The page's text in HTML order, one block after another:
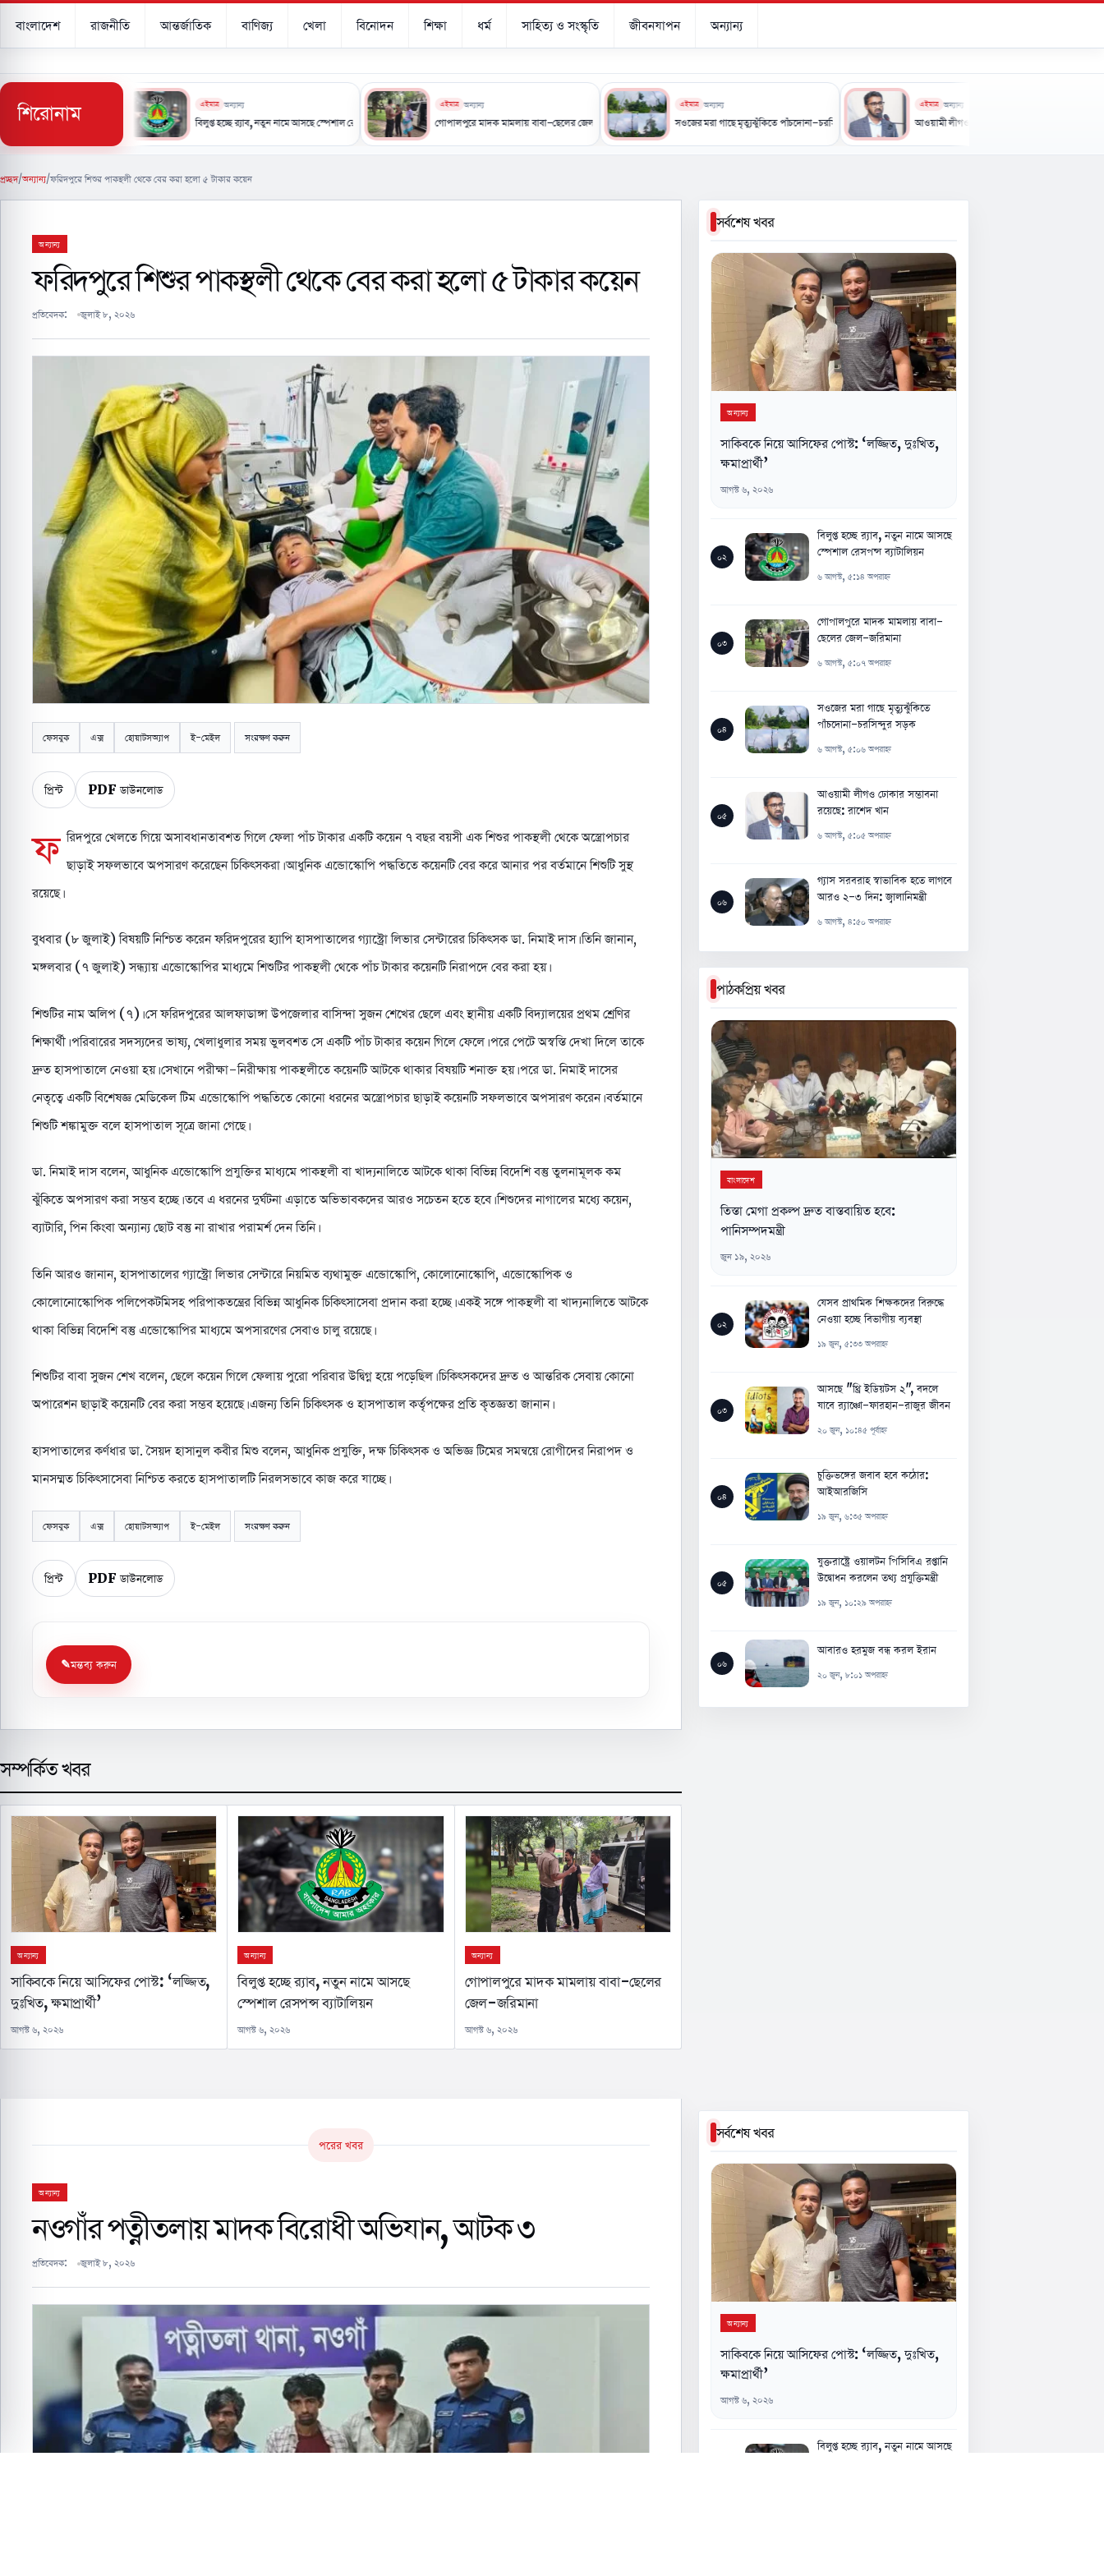
বাংলাদেশ রাজনীতি আন্তর্জাতিক বাণিজ্য খেলা বিনোদন শিক্ষা ধর্ম সাহিত্য ও সংস্কৃতি জীবনযাপন অন্যান্য
শিরোনাম
দুঃখিত, ক্ষমাপ্রার্থী’
এইমাত্র অন্যান্য
বিলুপ্ত হচ্ছে র‌্যাব, নতুন নামে আসছে স্পেশাল রেসপন্স ব্যাটালিয়ন
এইমাত্র অন্যান্য
গোপালপুরে মাদক মামলায় বাবা-ছেলের জেল-জরিমানা
এইমাত্র অন্যান্য
সওজের মরা গাছে মৃত্যুঝুঁকিতে পাঁচদোনা-চরসিন্দুর সড়ক
এইমাত্র
আওয়ামী লীগও ঢোকার সম্ভাবনা রয়েছে: রাশেদ খান
প্রচ্ছদ/অন্যান্য/ফরিদপুরে শিশুর পাকস্থলী থেকে বের করা হলো ৫ টাকার কয়েন
অন্যান্য
ফরিদপুরে শিশুর পাকস্থলী থেকে বের করা হলো ৫ টাকার কয়েন
প্রতিবেদক: জুলাই ৮, ২০২৬
ফেসবুক এক্স হোয়াটসঅ্যাপ ই-মেইল সংরক্ষণ করুন
প্রিন্ট PDF ডাউনলোড
ফ রিদপুরে খেলতে গিয়ে অসাবধানতাবশত গিলে ফেলা পাঁচ টাকার একটি কয়েন ৭ বছর বয়সী এক শিশুর পাকস্থলী থেকে অস্ত্রোপচার
ছাড়াই সফলভাবে অপসারণ করেছেন চিকিৎসকরা। আধুনিক এন্ডোস্কোপি পদ্ধতিতে কয়েনটি বের করে আনার পর বর্তমানে শিশুটি সুস্থ
রয়েছে।
বুধবার (৮ জুলাই) বিষয়টি নিশ্চিত করেন ফরিদপুরের হ্যাপি হাসপাতালের গ্যাস্ট্রো লিভার সেন্টারের চিকিৎসক ডা. নিমাই দাস। তিনি জানান,
মঙ্গলবার (৭ জুলাই) সন্ধ্যায় এন্ডোস্কোপির মাধ্যমে শিশুটির পাকস্থলী থেকে পাঁচ টাকার কয়েনটি নিরাপদে বের করা হয়।
শিশুটির নাম অলিপ (৭)। সে ফরিদপুরের আলফাডাঙ্গা উপজেলার বাসিন্দা সুজন শেখের ছেলে এবং স্থানীয় একটি বিদ্যালয়ের প্রথম শ্রেণির
শিক্ষার্থী। পরিবারের সদস্যদের ভাষ্য, খেলাধুলার সময় ভুলবশত সে একটি পাঁচ টাকার কয়েন গিলে ফেলে। পরে পেটে অস্বস্তি দেখা দিলে তাকে
দ্রুত হাসপাতালে নেওয়া হয়। সেখানে পরীক্ষা-নিরীক্ষায় পাকস্থলীতে কয়েনটি আটকে থাকার বিষয়টি শনাক্ত হয়। পরে ডা. নিমাই দাসের
নেতৃত্বে একটি বিশেষজ্ঞ মেডিকেল টিম এন্ডোস্কোপি পদ্ধতিতে কোনো ধরনের অস্ত্রোপচার ছাড়াই কয়েনটি সফলভাবে অপসারণ করেন। বর্তমানে
শিশুটি শঙ্কামুক্ত বলে হাসপাতাল সূত্রে জানা গেছে।
ডা. নিমাই দাস বলেন, আধুনিক এন্ডোস্কোপি প্রযুক্তির মাধ্যমে পাকস্থলী বা খাদ্যনালিতে আটকে থাকা বিভিন্ন বিদেশি বস্তু তুলনামূলক কম
ঝুঁকিতে অপসারণ করা সম্ভব হচ্ছে। তবে এ ধরনের দুর্ঘটনা এড়াতে অভিভাবকদের আরও সচেতন হতে হবে। শিশুদের নাগালের মধ্যে কয়েন,
ব্যাটারি, পিন কিংবা অন্যান্য ছোট বস্তু না রাখার পরামর্শ দেন তিনি।
তিনি আরও জানান, হাসপাতালের গ্যাস্ট্রো লিভার সেন্টারে নিয়মিত ব্যথামুক্ত এন্ডোস্কোপি, কোলোনোস্কোপি, এন্ডোস্কোপিক ও
কোলোনোস্কোপিক পলিপেকটমিসহ পরিপাকতন্ত্রের বিভিন্ন আধুনিক চিকিৎসাসেবা প্রদান করা হচ্ছে। একই সঙ্গে পাকস্থলী বা খাদ্যনালিতে আটকে
থাকা বিভিন্ন বিদেশি বস্তু এন্ডোস্কোপির মাধ্যমে অপসারণের সেবাও চালু রয়েছে।
শিশুটির বাবা সুজন শেখ বলেন, ছেলে কয়েন গিলে ফেলায় পুরো পরিবার উদ্বিগ্ন হয়ে পড়েছিল। চিকিৎসকদের দ্রুত ও আন্তরিক সেবায় কোনো
অপারেশন ছাড়াই কয়েনটি বের করা সম্ভব হয়েছে। এজন্য তিনি চিকিৎসক ও হাসপাতাল কর্তৃপক্ষের প্রতি কৃতজ্ঞতা জানান।
হাসপাতালের কর্ণধার ডা. সৈয়দ হাসানুল কবীর মিশু বলেন, আধুনিক প্রযুক্তি, দক্ষ চিকিৎসক ও অভিজ্ঞ টিমের সমন্বয়ে রোগীদের নিরাপদ ও
মানসম্মত চিকিৎসাসেবা নিশ্চিত করতে হাসপাতালটি নিরলসভাবে কাজ করে যাচ্ছে।
ফেসবুক এক্স হোয়াটসঅ্যাপ ই-মেইল সংরক্ষণ করুন
প্রিন্ট PDF ডাউনলোড
মন্তব্য করুন
সম্পর্কিত খবর
অন্যান্য
সাকিবকে নিয়ে আসিফের পোস্ট: ‘লজ্জিত,
দুঃখিত, ক্ষমাপ্রার্থী’
আগস্ট ৬, ২০২৬
অন্যান্য
বিলুপ্ত হচ্ছে র‌্যাব, নতুন নামে আসছে
স্পেশাল রেসপন্স ব্যাটালিয়ন
আগস্ট ৬, ২০২৬
অন্যান্য
গোপালপুরে মাদক মামলায় বাবা-ছেলের
জেল-জরিমানা
আগস্ট ৬, ২০২৬
সর্বশেষ খবর
অন্যান্য
সাকিবকে নিয়ে আসিফের পোস্ট: ‘লজ্জিত, দুঃখিত,
ক্ষমাপ্রার্থী’
আগস্ট ৬, ২০২৬
০২
বিলুপ্ত হচ্ছে র‌্যাব, নতুন নামে আসছে
স্পেশাল রেসপন্স ব্যাটালিয়ন
৬ আগস্ট, ৫:১৪ অপরাহ্ন
০৩
গোপালপুরে মাদক মামলায় বাবা-
ছেলের জেল-জরিমানা
৬ আগস্ট, ৫:০৭ অপরাহ্ন
০৪
সওজের মরা গাছে মৃত্যুঝুঁকিতে
পাঁচদোনা-চরসিন্দুর সড়ক
৬ আগস্ট, ৫:০৬ অপরাহ্ন
০৫
আওয়ামী লীগও ঢোকার সম্ভাবনা
রয়েছে: রাশেদ খান
৬ আগস্ট, ৫:০৫ অপরাহ্ন
০৬
গ্যাস সরবরাহ স্বাভাবিক হতে লাগবে
আরও ২-৩ দিন: জ্বালানিমন্ত্রী
৬ আগস্ট, ৪:৫০ অপরাহ্ন
পাঠকপ্রিয় খবর
বাংলাদেশ
তিস্তা মেগা প্রকল্প দ্রুত বাস্তবায়িত হবে:
পানিসম্পদমন্ত্রী
জুন ১৯, ২০২৬
০২
যেসব প্রাথমিক শিক্ষকদের বিরুদ্ধে
নেওয়া হচ্ছে বিভাগীয় ব্যবস্থা
১৯ জুন, ৫:৩৩ অপরাহ্ন
০৩
আসছে "থ্রি ইডিয়টস ২", বদলে
যাবে র‍্যাঞ্চো-ফারহান-রাজুর জীবন
২০ জুন, ১০:৪৫ পূর্বাহ্ন
০৪
চুক্তিভঙ্গের জবাব হবে কঠোর:
আইআরজিসি
১৯ জুন, ৬:৩৫ অপরাহ্ন
০৫
যুক্তরাষ্ট্রে ওয়ালটন পিসিবিএ রপ্তানি
উদ্বোধন করলেন তথ্য প্রযুক্তিমন্ত্রী
১৯ জুন, ১০:২৯ অপরাহ্ন
০৬
আবারও হরমুজ বন্ধ করল ইরান
২০ জুন, ৮:০১ অপরাহ্ন
পরের খবর
অন্যান্য
নওগাঁর পত্নীতলায় মাদক বিরোধী অভিযান, আটক ৩
প্রতিবেদক: জুলাই ৮, ২০২৬
সর্বশেষ খবর
অন্যান্য
সাকিবকে নিয়ে আসিফের পোস্ট: ‘লজ্জিত, দুঃখিত,
ক্ষমাপ্রার্থী’
আগস্ট ৬, ২০২৬
বিলুপ্ত হচ্ছে র‌্যাব, নতুন নামে আসছে